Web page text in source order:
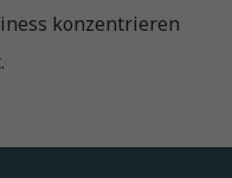
konzentrieren